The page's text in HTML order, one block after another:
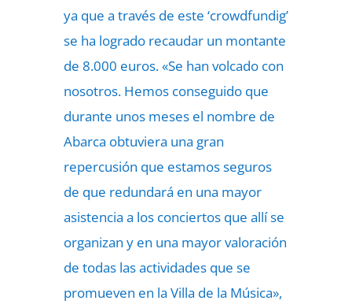
ya que a través de este ‘crowdfundig’
se ha logrado recaudar un montante
de 8.000 euros. «Se han volcado con
nosotros. Hemos conseguido que
durante unos meses el nombre de
Abarca obtuviera una gran
repercusión que estamos seguros
de que redundará en una mayor
asistencia a los conciertos que allí se
organizan y en una mayor valoración
de todas las actividades que se
promueven en la Villa de la Música»,